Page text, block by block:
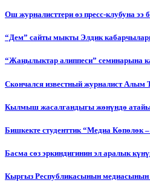
Ош журналисттери өз пресс-клубуна ээ
“Дем” сайты мыкты Элдик
“Жаңылыктар алиппеси” семинарына
Cкончался известный журналист Алым
Кылмыш жасалгандыгы жөнүндө
Бишкекте студенттик “Медиа Көпөлөк
Басма сөз эркиндигинин эл аралык
Кыргыз Республикасынын медиасынын